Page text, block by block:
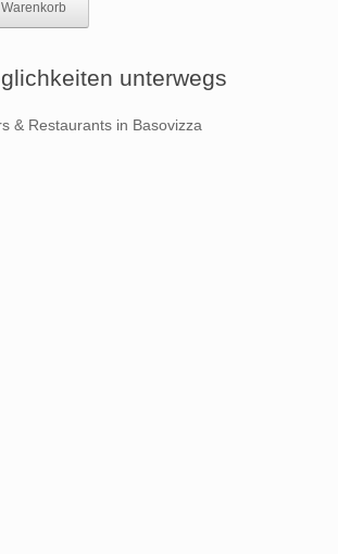
unterwegs
& Restaurants in Basovizza